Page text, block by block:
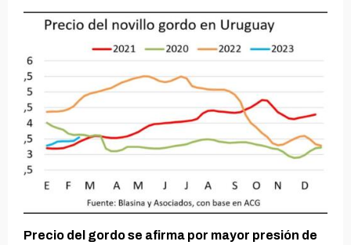
Precio del gordo se afirma por mayor presión de